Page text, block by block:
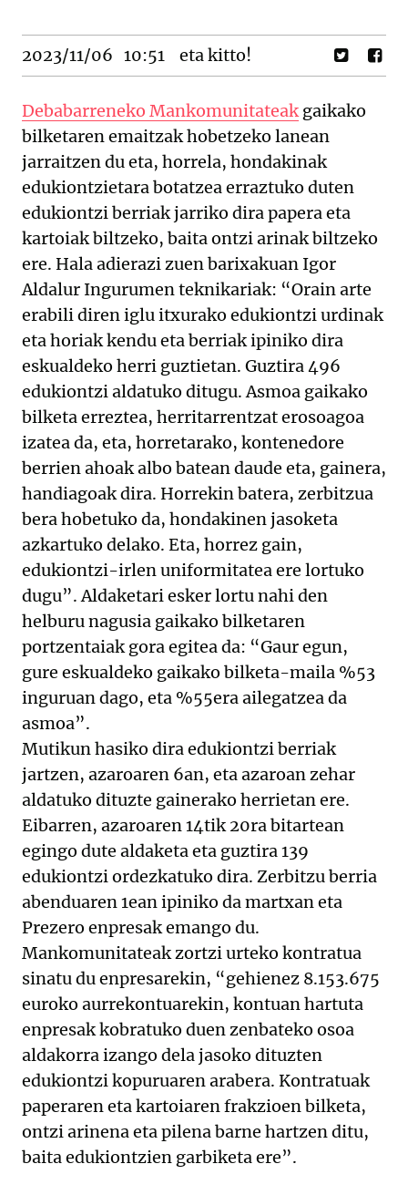
2023/11/06 10:51 eta kitto!
Debabarreneko Mankomunitateakgaikako
bilketaren emaitzak hobetzeko lanean
jarraitzen du eta, horrela, hondakinak
edukiontzietara botatzea erraztuko duten
edukiontzi berriak jarriko dira papera eta
kartoiak biltzeko, baita ontzi arinak biltzeko
ere. Hala adierazi zuen barixakuan Igor
Aldalur Ingurumen teknikariak: “Orain arte
erabili diren iglu itxurako edukiontzi urdinak
eta horiak kendu eta berriak ipiniko dira
eskualdeko herri guztietan. Guztira 496
edukiontzi aldatuko ditugu. Asmoa gaikako
bilketa erreztea, herritarrentzat erosoagoa
izatea da, eta, horretarako, kontenedore
berrien ahoak albo batean daude eta, gainera,
handiagoak dira. Horrekin batera, zerbitzua
bera hobetuko da, hondakinen jasoketa
azkartuko delako. Eta, horrez gain,
edukiontzi-irlen uniformitatea ere lortuko
dugu”. Aldaketari esker lortu nahi den
helburu nagusia gaikako bilketaren
portzentaiak gora egitea da: “Gaur egun,
gure eskualdeko gaikako bilketa-maila %53
inguruan dago, eta %55era ailegatzea da
asmoa”.
Mutikun hasiko dira edukiontzi berriak
jartzen, azaroaren 6an, eta azaroan zehar
aldatuko dituzte gainerako herrietan ere.
Eibarren, azaroaren 14tik 20ra bitartean
egingo dute aldaketa eta guztira 139
edukiontzi ordezkatuko dira. Zerbitzu berria
abenduaren 1ean ipiniko da martxan eta
Prezero enpresak emango du.
Mankomunitateak zortzi urteko kontratua
sinatu du enpresarekin, “gehienez 8.153.675
euroko aurrekontuarekin, kontuan hartuta
enpresak kobratuko duen zenbateko osoa
aldakorra izango dela jasoko dituzten
edukiontzi kopuruaren arabera. Kontratuak
paperaren eta kartoiaren frakzioen bilketa,
ontzi arinena eta pilena barne hartzen ditu,
baita edukiontzien garbiketa ere”.